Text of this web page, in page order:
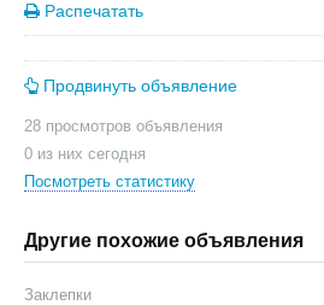
Распечатать
Продвинуть объявление
28 просмотров объявления
0 из них сегодня
Посмотреть статистику
Другие похожие объявления
Заклепки